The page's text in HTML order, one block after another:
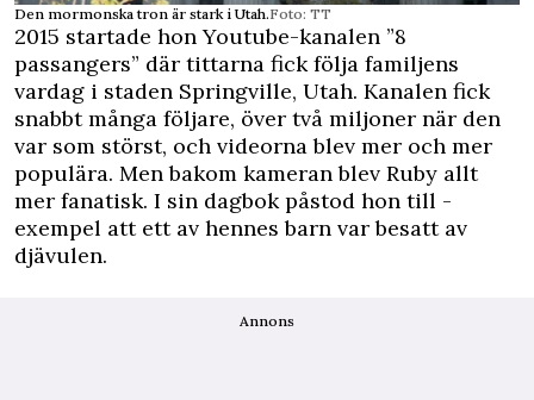
Den mormonska tron är stark i Utah.Foto: TT
2015 startade hon Youtube-­kanalen ”8
passangers” där tittarna fick följa familjens
vardag i staden Springville, Utah. Kanalen fick
snabbt många följare, över två miljoner när den
var som störst, och videorna blev mer och mer
populära. Men bakom kameran blev Ruby allt
mer fanatisk. I sin dagbok påstod hon till ­
exempel att ett av hennes barn var besatt av
djävulen.
Annons